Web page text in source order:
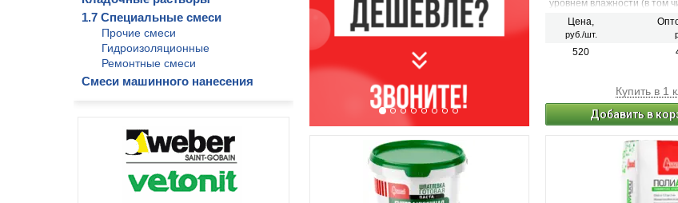
1.7 Специальные смеси
Прочие смеси
Гидроизоляционные
Ремонтные смеси
Смеси машинного нанесения
уровнем влажности (в том
Цена,
руб./шт.
520
Купить в 1
Добавить в